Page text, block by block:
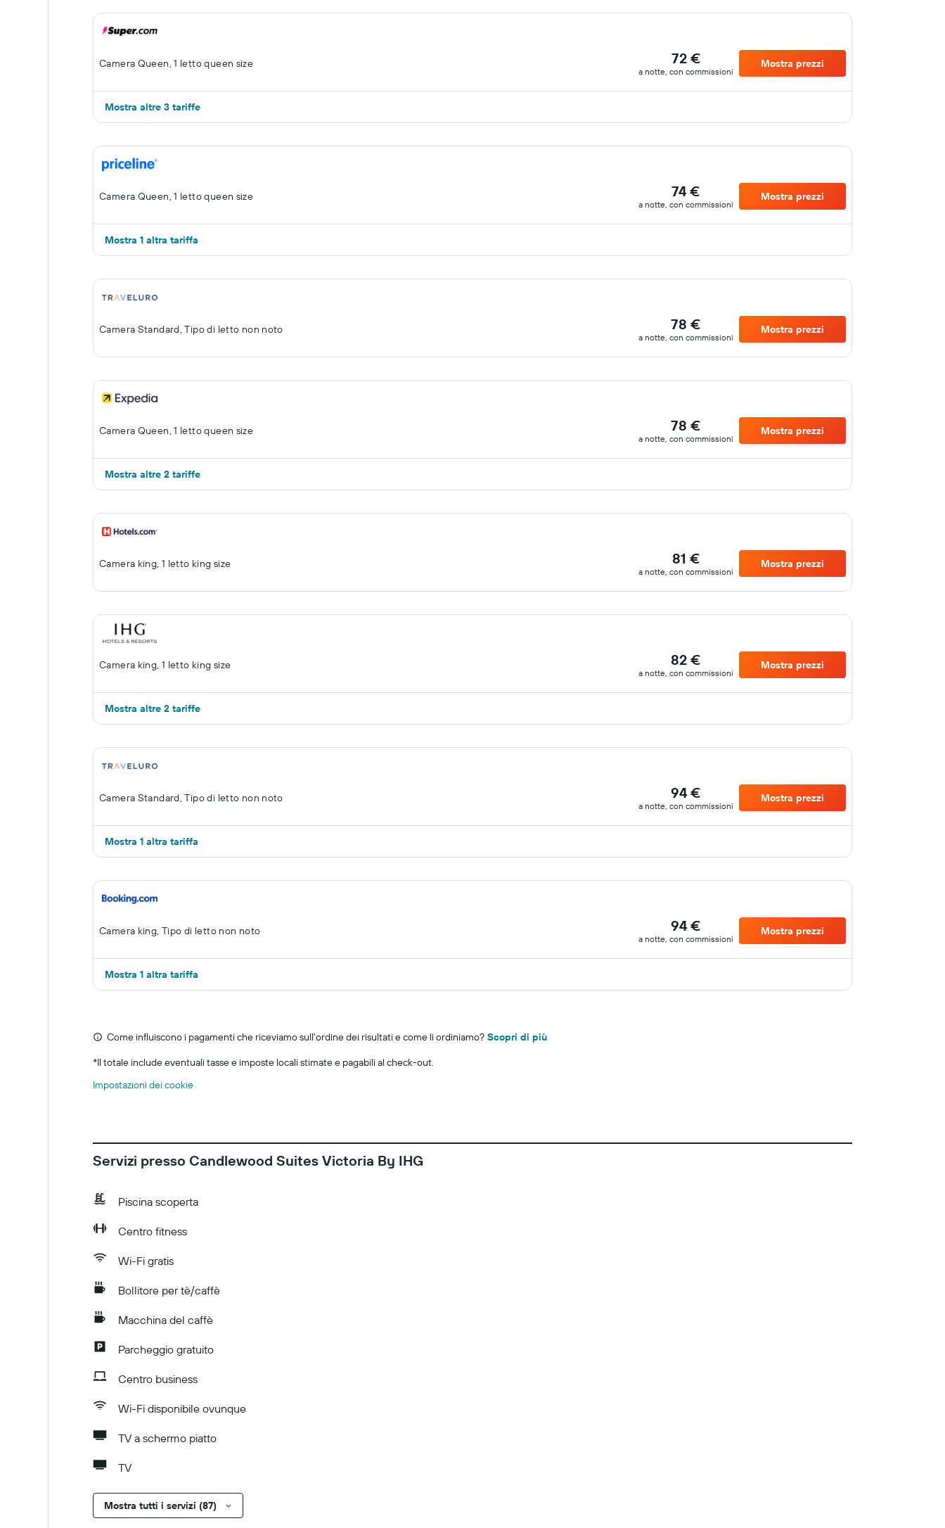
Camera Queen, 1 letto queen size 72 €
a notte, con commissioni
Mostra prezzi
Mostra altre 3 tariffe
Camera Queen, 1 letto queen size 74 €
a notte, con commissioni
Mostra prezzi
Mostra 1 altra tariffa
Camera Standard, Tipo di letto non noto 78 €
a notte, con commissioni
Mostra prezzi
Camera Queen, 1 letto queen size 78 €
a notte, con commissioni
Mostra prezzi
Mostra altre 2 tariffe
Camera king, 1 letto king size 81 €
a notte, con commissioni
Mostra prezzi
Camera king, 1 letto king size 82 €
a notte, con commissioni
Mostra prezzi
Mostra altre 2 tariffe
Camera Standard, Tipo di letto non noto 94 €
a notte, con commissioni
Mostra prezzi
Mostra 1 altra tariffa
Camera king, Tipo di letto non noto 94 €
a notte, con commissioni
Mostra prezzi
Mostra 1 altra tariffa
Come influiscono i pagamenti che riceviamo sull'ordine dei risultati e come li ordiniamo? Scopri di più
*Il totale include eventuali tasse e imposte locali stimate e pagabili al check-out.
Impostazioni dei cookie
Servizi presso Candlewood Suites Victoria By IHG
Piscina scoperta
Centro fitness
Wi-Fi gratis
Bollitore per tè/caffè
Macchina del caffè
Parcheggio gratuito
Centro business
Wi-Fi disponibile ovunque
TV a schermo piatto
TV
Mostra tutti i servizi (87)